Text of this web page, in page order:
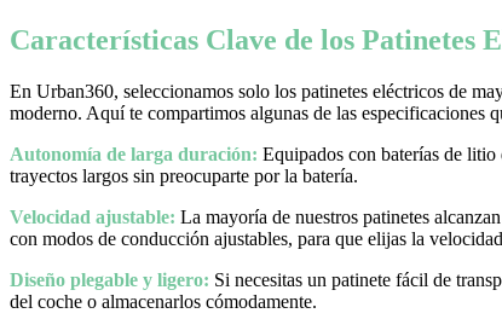
Características Clave de los Patinetes
En Urban360, seleccionamos solo los patinetes eléctricos de
moderno. Aquí te compartimos algunas de las especificaciones
Autonomía de larga duración: Equipados con baterías de litio
trayectos largos sin preocuparte por la batería.
Velocidad ajustable: La mayoría de nuestros patinetes
con modos de conducción ajustables, para que elijas la
Diseño plegable y ligero: Si necesitas un patinete fácil de
del coche o almacenarlos cómodamente.